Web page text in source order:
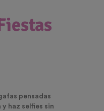
pensadas
haz selfies sin